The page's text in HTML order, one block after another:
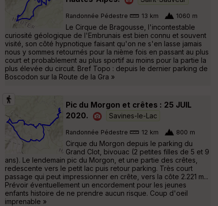
Randonnée Pédestre 13 km 1060 m
Le Cirque de Bragousse, l'incontestable
curiosité géologique de l'Embrunais est bien connu et souvent
visité, son côté hypnotique faisant qu'on ne s'en lasse jamais
nous y sommes retournés pour la nième fois en passant au plus
court et probablement au plus sportif au moins pour la partie la
plus élevée du circuit. Bref Topo : depuis le dernier parking de
Boscodon sur la Route de la Gra »
Pic du Morgon et crêtes : 25 JUIL
2020.
Savines-le-Lac
Randonnée Pédestre 12 km 800 m
Cirque du Morgon depuis le parking du
Grand Clot, bivouac (2 petites filles de 5 et 9
ans). Le lendemain pic du Morgon, et une partie des crêtes,
redescente vers le petit lac puis retour parking. Très court
passage qui peut impressionner en crête, vers la côte 2.221 m...
Prévoir éventuellement un encordement pour les jeunes
enfants histoire de ne prendre aucun risque. Coup d'oeil
imprenable »